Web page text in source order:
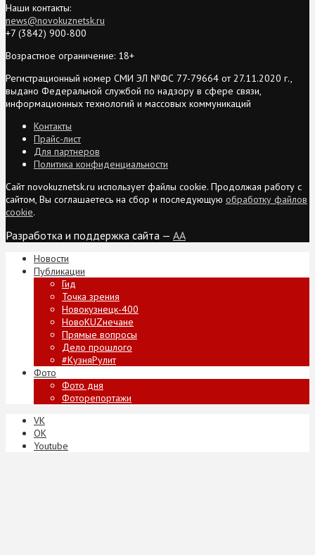
Наши контакты:
news@novokuznetsk.ru
+7 (3842) 900-800
Возрастное ограничение: 18+
Регистрационный номер СМИ ЭЛ №ФС 77-79664 от 27.11.2020 г.,
выдано Федеральной службой по надзору в сфере связи,
информационных технологий и массовых коммуникаций
Контакты
Прайс-лист
Для партнеров
Политика конфиденциальности
Сайт novokuznetsk.ru использует файлы cookie. Продолжая работу с
сайтом, Вы соглашаетесь на сбор и последующую обработку файлов
cookie.
Разработка и поддержка сайта — AA
Новости
Публикации
Гид
Точка зрения
Новокузнецк-400
НовоKUZнечане
Прямые вопросы
Дело прошлого
#КузняРулит
Фото
Фото дня
Фоторепортажи
VK
ОК
Youtube